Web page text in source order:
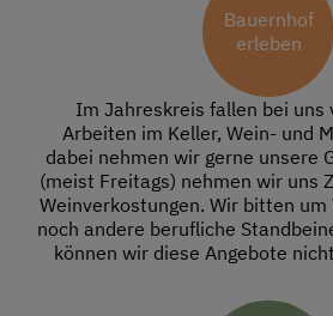
Bauernhof
erleben
Im Jahreskreis fallen bei uns
Arbeiten im Keller, Wein- und
dabei nehmen wir gerne unsere
(meist Freitags) nehmen wir uns
Weinverkostungen. Wir bitten
noch andere berufliche
können wir diese Angebote